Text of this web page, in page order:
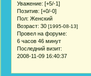
Уважение: [+5/-1]
Позитив: [+0/-0]
Пол: Женский
Возраст: 30 [1995-08-13]
Провел на форуме:
6 часов 46 минут
Последний визит:
2008-11-09 16:40:37